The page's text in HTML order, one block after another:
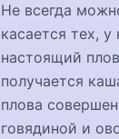
Не всегда
касается тех,
настоящий
получается
плова
говядиной и